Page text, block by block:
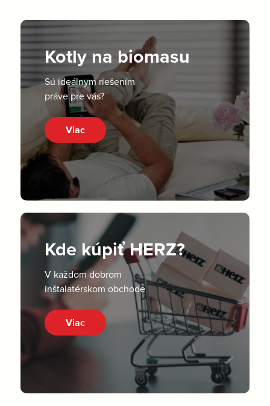
Kotly na biomasu
Sú ideálnym riešením
práve pre vás?
Viac
Kde kúpiť HERZ?
V každom dobrom
inštalatérskom obchode
Viac